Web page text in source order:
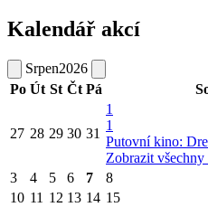
Kalendář akcí
Srpen2026
Po Út St Čt Pá
27 28 29 30 31
1
1
Putovní kino:
Zobrazit všechny
3 4 5 6 7 8
10 11 12 13 14 15